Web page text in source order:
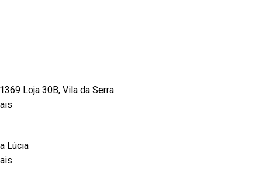
Loja 30B, Vila da Serra
Lúcia